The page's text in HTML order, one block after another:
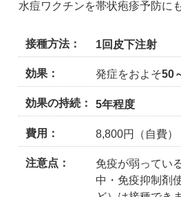
水痘ワクチンを帯状疱疹予防に
接種方法 1回皮下注射
効果 発症をおよそ50
効果の持続 5年程度
費用 8,800円（自費）
注意点
免疫が弱ってい
中・免疫抑制剤